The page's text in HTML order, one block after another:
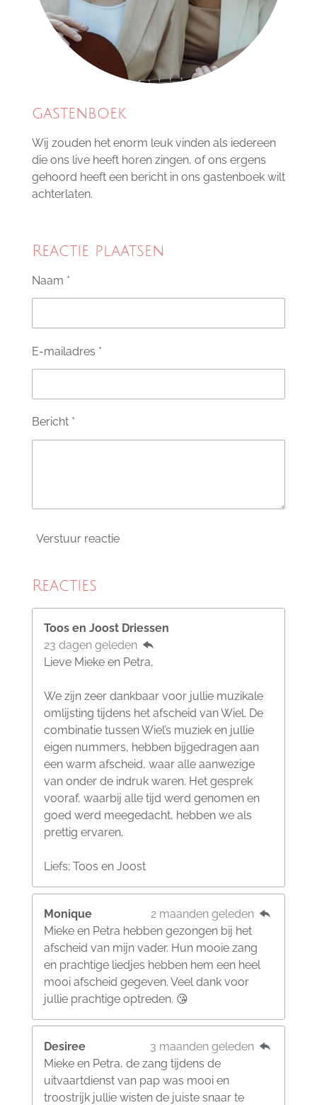
s
e
r
r
e
gastenboek
Wij zouden het enorm leuk vinden als iedereen
die ons live heeft horen zingen, of ons ergens
gehoord heeft een bericht in ons gastenboek wilt
achterlaten.
Reactie plaatsen
Naam *
E-mailadres *
Bericht *
Verstuur reactie
Reacties
Toos en Joost Driessen
23 dagen geleden
Lieve Mieke en Petra,
We zijn zeer dankbaar voor jullie muzikale
omlijsting tijdens het afscheid van Wiel. De
combinatie tussen Wiel’s muziek en jullie
eigen nummers, hebben bijgedragen aan
een warm afscheid, waar alle aanwezige
van onder de indruk waren. Het gesprek
vooraf, waarbij alle tijd werd genomen en
goed werd meegedacht, hebben we als
prettig ervaren.
Liefs; Toos en Joost
Monique
2 maanden geleden
Mieke en Petra hebben gezongen bij het
afscheid van mijn vader. Hun mooie zang
en prachtige liedjes hebben hem een heel
mooi afscheid gegeven. Veel dank voor
jullie prachtige optreden. 😘
Desiree
3 maanden geleden
Mieke en Petra, de zang tijdens de
uitvaartdienst van pap was mooi en
troostrijk jullie wisten de juiste snaar te